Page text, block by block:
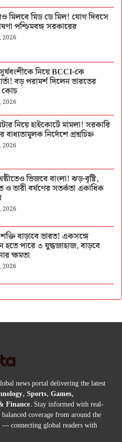
মিলবে মিড ডে মিল! যোগ দিবসে
পশ্চিমবঙ্গ সরকারের
2026
নিয়ে BCCI-কে
বড় পরামর্শ দিলেন ভারতের
কোচ
2026
নিয়ে হাইকোর্টে মামলা! সরকারি
বাধ্যতামূলক নির্দেশে প্রশ্নচিহ্ন
2026
ভিজবে বাংলা! ঝড়-বৃষ্টি,
ও ভারী বর্ষণের সতর্কতা একাধিক
2026
বাড়াবে ভারত! একসঙ্গে
হতে পারে ৩ যুদ্ধজাহাজ, বাড়বে
ক্ষমতা
2026
news portal delivering the latest
Sports, Games,
Finance. Stay informed with real-
coverage from around the
connecting global readers with